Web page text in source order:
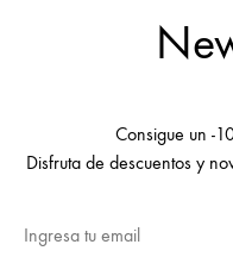
Consigue un -
Disfruta de descuentos y